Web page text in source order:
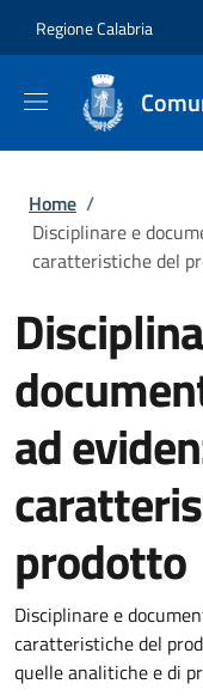
Regione Calabria
Briciole di
Home /
Disciplinare e
caratteristiche del
ad
prodotto
Disciplinare e
caratteristiche del
quelle analitiche e di